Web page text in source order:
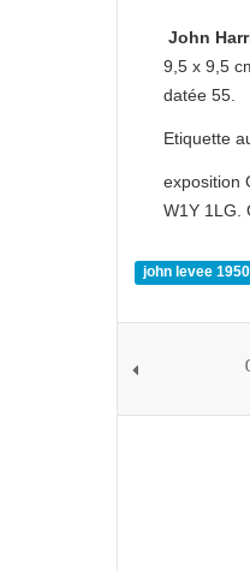
John
9,5 x 9,5
datée 55.
Etiquette
exposition
W1Y 1LG.
john levee